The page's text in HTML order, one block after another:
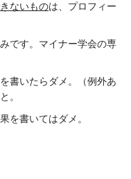
ないものは、プロフィー
です。マイナー学会の専
書いたらダメ。（例外あ
。
を書いてはダメ。